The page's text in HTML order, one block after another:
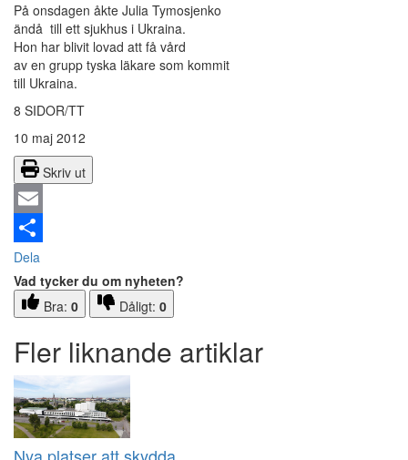
På onsdagen åkte Julia Tymosjenko
ändå till ett sjukhus i Ukraina.
Hon har blivit lovad att få vård
av en grupp tyska läkare som kommit
till Ukraina.
8 SIDOR/TT
10 maj 2012
Skriv ut
Email
Dela
Vad tycker du om nyheten?
Bra: 0 Dåligt: 0
Fler liknande artiklar